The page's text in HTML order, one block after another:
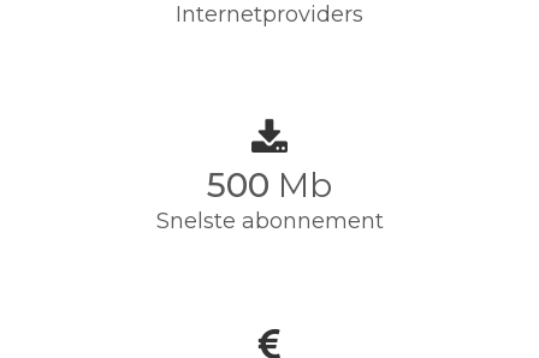
Internetproviders
500 Mb
Snelste abonnement